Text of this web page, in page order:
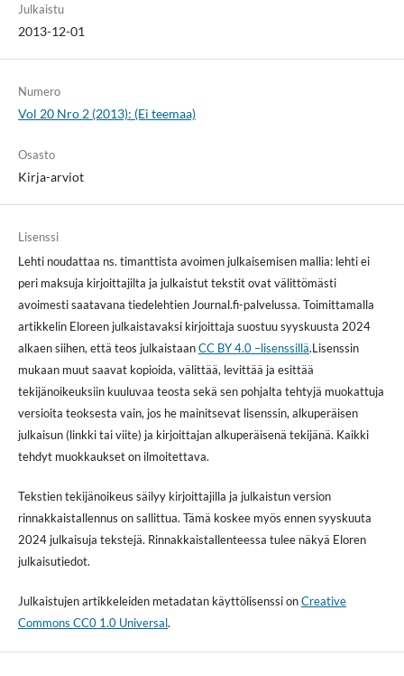
Julkaistu
2013-12-01
Numero
Vol 20 Nro 2 (2013): (Ei teemaa)
Osasto
Kirja-arviot
Lisenssi
Lehti noudattaa ns. timanttista avoimen julkaisemisen mallia: lehti ei
peri maksuja kirjoittajilta ja julkaistut tekstit ovat välittömästi
avoimesti saatavana tiedelehtien Journal.fi-palvelussa. Toimittamalla
artikkelin Eloreen julkaistavaksi kirjoittaja suostuu syyskuusta 2024
alkaen siihen, että teos julkaistaanCC BY 4.0 –lisenssillä.Lisenssin
mukaan muut saavat kopioida, välittää, levittää ja esittää
tekijänoikeuksiin kuuluvaa teosta sekä sen pohjalta tehtyjä muokattuja
versioita teoksesta vain, jos he mainitsevat lisenssin, alkuperäisen
julkaisun (linkki tai viite) ja kirjoittajan alkuperäisenä tekijänä. Kaikki
tehdyt muokkaukset on ilmoitettava.
Tekstien tekijänoikeus säilyy kirjoittajilla ja julkaistun version
rinnakkaistallennus on sallittua. Tämä koskee myös ennen syyskuuta
2024 julkaisuja tekstejä. Rinnakkaistallenteessa tulee näkyä Eloren
julkaisutiedot.
Julkaistujen artikkeleiden metadatan käyttölisenssi onCreative
Commons CC0 1.0 Universal.